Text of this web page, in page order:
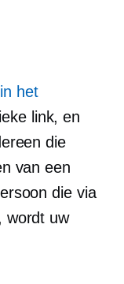
het
link, en
die
van een
die via
wordt uw